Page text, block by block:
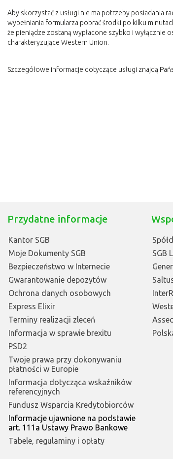
Aby skorzystać z usługi nie ma potrzeby posiadania
wypełniania formularza pobrać środki po kilku
że pieniądze zostaną wypłacone szybko i
charakteryzujące Western Union.
Szczegółowe informacje dotyczące usługi znajdą
Przydatne informacje
Kantor SGB
Moje Dokumenty SGB
Bezpieczeństwo w Internecie
Gwarantowanie depozytów
Ochrona danych osobowych
Express Elixir
Terminy realizacji zleceń
Informacja w sprawie brexitu
PSD2
Twoje prawa przy dokonywaniu
płatności w Europie
Informacja dotycząca wskaźników
referencyjnych
Fundusz Wsparcia Kredytobiorców
Informacje ujawnione na podstawie
art. 111a Ustawy Prawo Bankowe
Tabele, regulaminy i opłaty
SGB